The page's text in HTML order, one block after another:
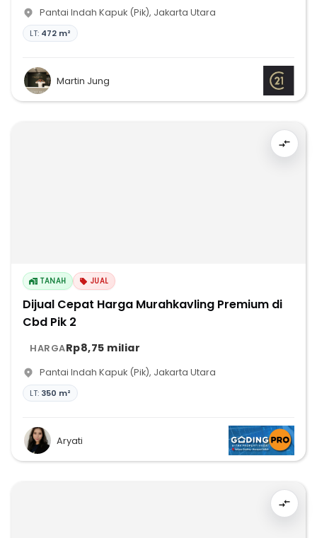
Pantai Indah Kapuk (Pik), Jakarta Utara
LT: 472 m²
Martin Jung
TANAH JUAL
Dijual Cepat Harga Murahkavling Premium di
Cbd Pik 2
HARGARp8,75 miliar
Pantai Indah Kapuk (Pik), Jakarta Utara
LT: 350 m²
Aryati